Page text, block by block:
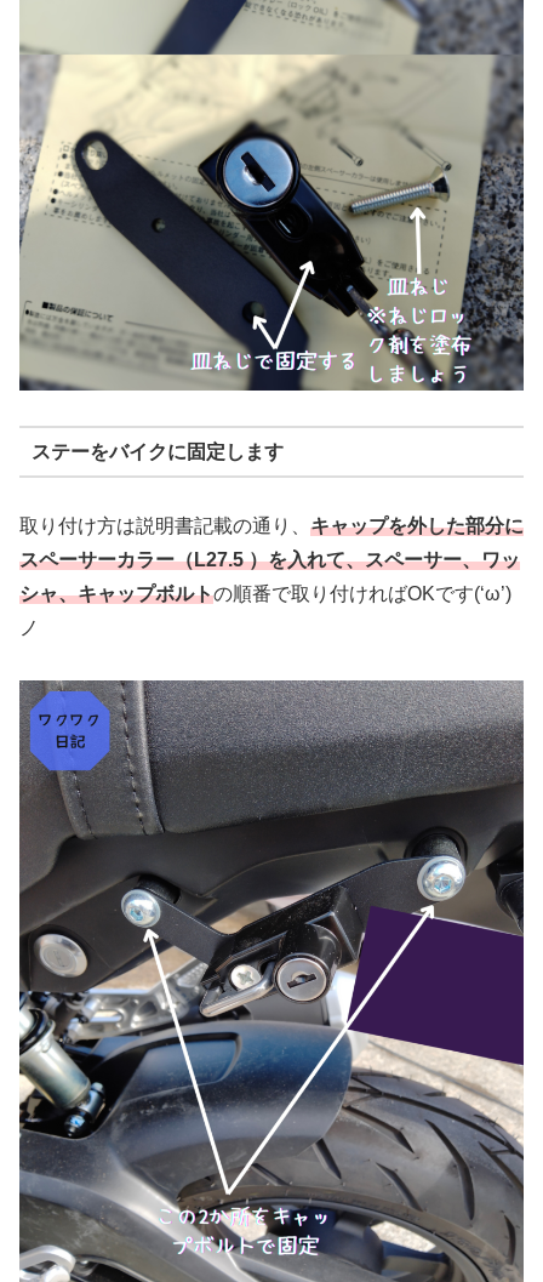
ステーをバイクに固定します
取り付け方は説明書記載の通り、 キャップを外した部分に
スペーサーカラー（L27.5 ）を入れて、スペーサー、ワッ
シャ、キャップボルトの順番で取り付ければOKです(‘ω’)
ノ